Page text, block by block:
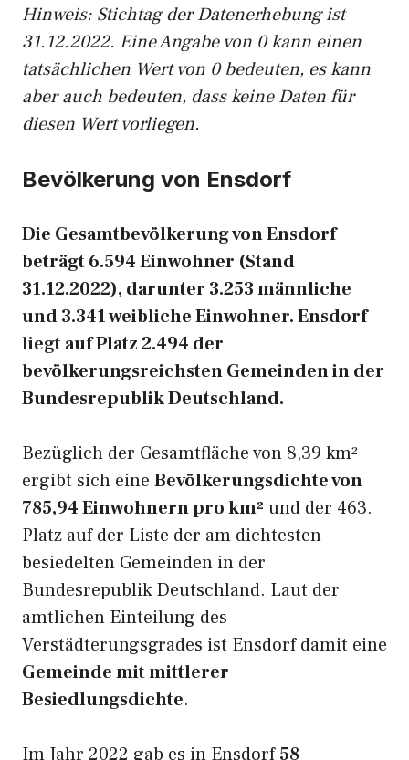
Hinweis: Stichtag der Datenerhebung ist
31.12.2022. Eine Angabe von 0 kann einen
tatsächlichen Wert von 0 bedeuten, es kann
aber auch bedeuten, dass keine Daten für
diesen Wert vorliegen.
Bevölkerung von Ensdorf
Die Gesamtbevölkerung von Ensdorf
beträgt 6.594 Einwohner (Stand
31.12.2022), darunter 3.253 männliche
und 3.341 weibliche Einwohner. Ensdorf
liegt auf Platz 2.494 der
bevölkerungsreichsten Gemeinden in der
Bundesrepublik Deutschland.
Bezüglich der Gesamtfläche von 8,39 km²
ergibt sich eine Bevölkerungsdichte von
785,94 Einwohnern pro km² und der 463.
Platz auf der Liste der am dichtesten
besiedelten Gemeinden in der
Bundesrepublik Deutschland. Laut der
amtlichen Einteilung des
Verstädterungsgrades ist Ensdorf damit eine
Gemeinde mit mittlerer
Besiedlungsdichte.
Im Jahr 2022 gab es in Ensdorf58